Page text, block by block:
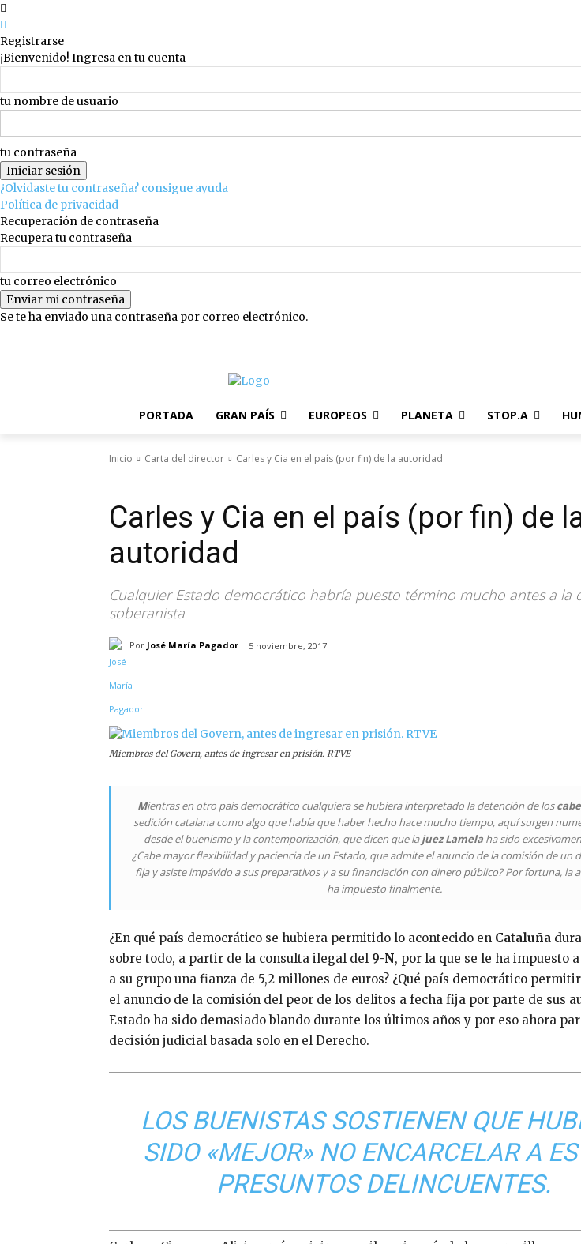
Registrarse
¡Bienvenido! Ingresa en tu cuenta
tu nombre de usuario
tu contraseña
¿Olvidaste tu contraseña? consigue ayuda
Política de privacidad
Recuperación de contraseña
Recupera tu contraseña
tu correo electrónico
Se te ha enviado una contraseña por correo electrónico.
PORTADA GRAN PAÍS EUROPEOS PLANETA STOP.A
Inicio Carta del director Carles y Cia en el país (por fin) de la autoridad
Carles y Cia en el país (por fin) de
autoridad
Cualquier Estado democrático habría puesto término mucho antes a la
soberanista
Por José María Pagador 5 noviembre, 2017
Miembros del Govern, antes de ingresar en prisión. RTVE
Mientras en otro país democrático cualquiera se hubiera interpretado la detención de los
sedición catalana como algo que había que haber hecho hace mucho tiempo, aquí surgen
desde el buenismo y la contemporización, que dicen que lajuez Lamelaha sido
¿Cabe mayor flexibilidad y paciencia de un Estado, que admite el anuncio de la comisión de un
fija y asiste impávido a sus preparativos y a su financiación con dinero público? Por fortuna, la
ha impuesto finalmente.
¿En qué país democrático se hubiera permitido lo acontecido en Cataluña
sobre todo, a partir de la consulta ilegal del 9-N, por la que se le ha impuesto a
a su grupo una fianza de 5,2 millones de euros? ¿Qué país democrático
el anuncio de la comisión del peor de los delitos a fecha fija por parte de sus
Estado ha sido demasiado blando durante los últimos años y por eso ahora
decisión judicial basada solo en el Derecho.
LOS BUENISTAS SOSTIENEN QUE
SIDO «MEJOR» NO ENCARCELAR A
PRESUNTOS DELINCUENTES.